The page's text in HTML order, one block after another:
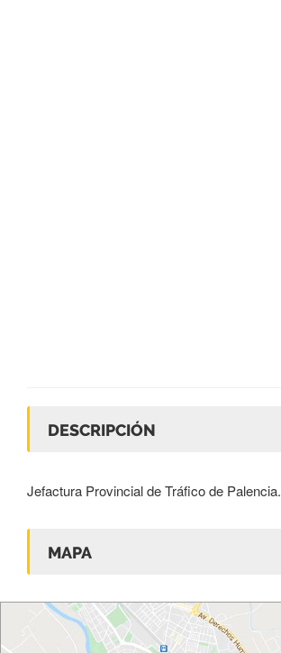
DESCRIPCIÓN
Jefactura Provincial de Tráfico de Palencia.
MAPA